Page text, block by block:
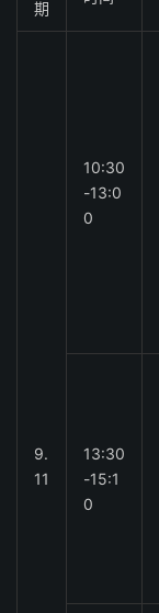
期
9.
11
10:30
-13:0
0
13:30
-15:1
0